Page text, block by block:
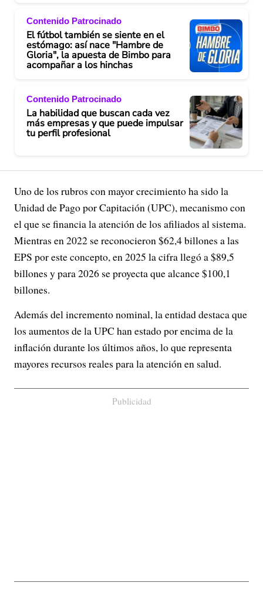
Contenido Patrocinado
El fútbol también se siente en el
estómago: así nace "Hambre de
Gloria", la apuesta de Bimbo para
acompañar a los hinchas
Contenido Patrocinado
La habilidad que buscan cada vez
más empresas y que puede impulsar
tu perfil profesional
Uno de los rubros con mayor crecimiento ha sido la
Unidad de Pago por Capitación (UPC), mecanismo con
el que se financia la atención de los afiliados al sistema.
Mientras en 2022 se reconocieron $62,4 billones a las
EPS por este concepto, en 2025 la cifra llegó a $89,5
billones y para 2026 se proyecta que alcance $100,1
billones.
Además del incremento nominal, la entidad destaca que
los aumentos de la UPC han estado por encima de la
inflación durante los últimos años, lo que representa
mayores recursos reales para la atención en salud.
Publicidad